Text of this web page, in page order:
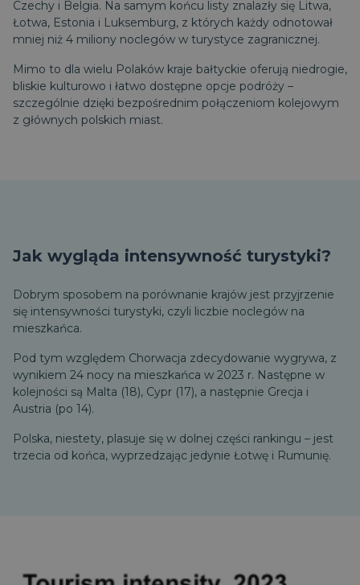
Czechy i Belgia. Na samym końcu listy znalazły się Litwa,
Łotwa, Estonia i Luksemburg, z których każdy odnotował
mniej niż 4 miliony noclegów w turystyce zagranicznej.
Mimo to dla wielu Polaków kraje bałtyckie oferują niedrogie,
bliskie kulturowo i łatwo dostępne opcje podróży –
szczególnie dzięki bezpośrednim połączeniom kolejowym
z głównych polskich miast.
Jak wygląda intensywność turystyki?
Dobrym sposobem na porównanie krajów jest przyjrzenie
się intensywności turystyki, czyli liczbie noclegów na
mieszkańca.
Pod tym względem Chorwacja zdecydowanie wygrywa, z
wynikiem 24 nocy na mieszkańca w 2023 r. Następne w
kolejności są Malta (18), Cypr (17), a następnie Grecja i
Austria (po 14).
Polska, niestety, plasuje się w dolnej części rankingu – jest
trzecia od końca, wyprzedzając jedynie Łotwę i Rumunię.